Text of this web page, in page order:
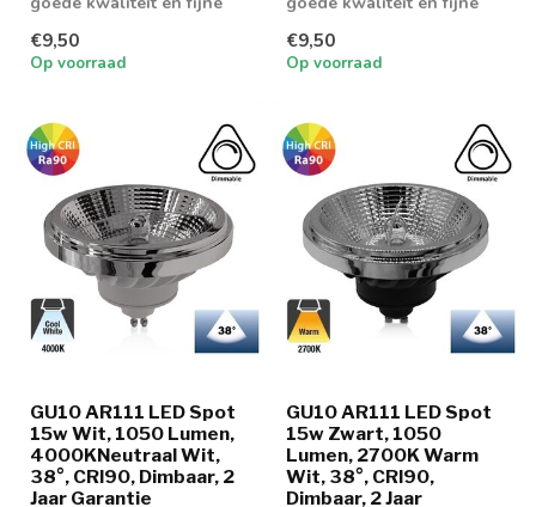
€9,50
Op voorraad
€9,50
Op voorraad
GU10 AR111 LED Spot
15w Wit, 1050 Lumen,
4000KNeutraal Wit,
38°, CRI90, Dimbaar, 2
Jaar Garantie
GU10 AR111 LED Spot
15w Zwart, 1050
Lumen, 2700K Warm
Wit, 38°, CRI90,
Dimbaar, 2 Jaar